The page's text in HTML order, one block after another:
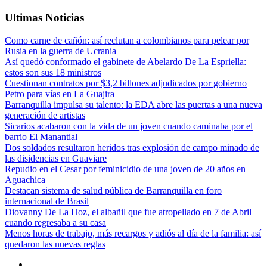
Ultimas Noticias
Como carne de cañón: así reclutan a colombianos para pelear por
Rusia en la guerra de Ucrania
Así quedó conformado el gabinete de Abelardo De La Espriella:
estos son sus 18 ministros
Cuestionan contratos por $3,2 billones adjudicados por gobierno
Petro para vías en La Guajira
Barranquilla impulsa su talento: la EDA abre las puertas a una nueva
generación de artistas
Sicarios acabaron con la vida de un joven cuando caminaba por el
barrio El Manantial
Dos soldados resultaron heridos tras explosión de campo minado de
las disidencias en Guaviare
Repudio en el Cesar por feminicidio de una joven de 20 años en
Aguachica
Destacan sistema de salud pública de Barranquilla en foro
internacional de Brasil
Diovanny De La Hoz, el albañil que fue atropellado en 7 de Abril
cuando regresaba a su casa
Menos horas de trabajo, más recargos y adiós al día de la familia: así
quedaron las nuevas reglas